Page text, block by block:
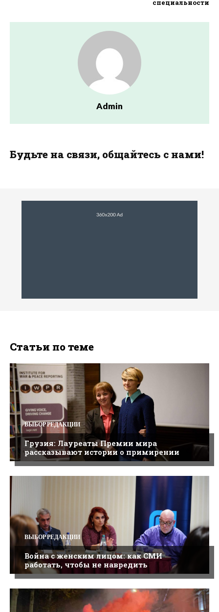
специальности
Admin
Будьте на связи, общайтесь с нами!
Статьи по теме
ВЫБОР РЕДАКЦИИ
Грузия: Лауреаты Премии мира
рассказывают истории о примирении
ВЫБОР РЕДАКЦИИ
Война с женским лицом: как СМИ
работать, чтобы не навредить